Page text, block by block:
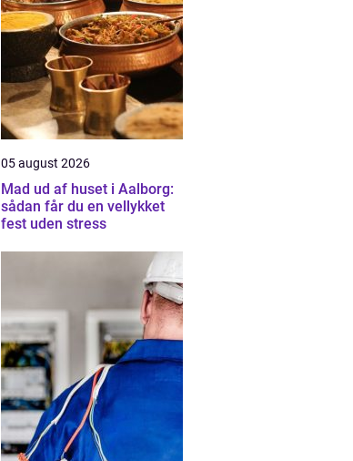
05 august 2026
Mad ud af huset i Aalborg:
sådan får du en vellykket
fest uden stress